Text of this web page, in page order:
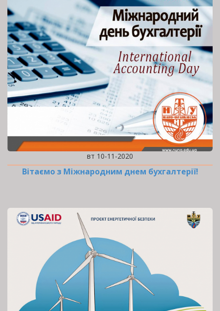
вт 10-11-2020
Вітаємо з Міжнародним днем бухгалтерії!